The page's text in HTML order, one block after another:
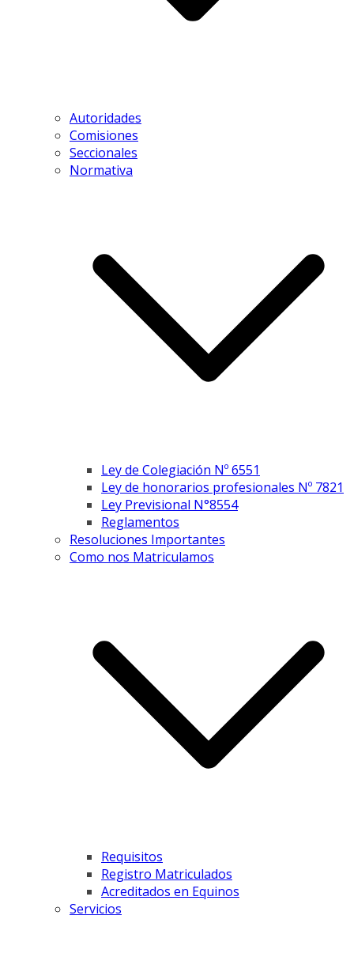
Autoridades
Comisiones
Seccionales
Normativa
Ley de Colegiación Nº 6551
Ley de honorarios profesionales Nº 7821
Ley Previsional N°8554
Reglamentos
Resoluciones Importantes
Como nos Matriculamos
Requisitos
Registro Matriculados
Acreditados en Equinos
Servicios